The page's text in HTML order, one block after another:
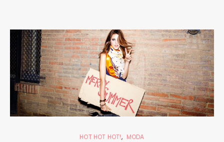
HOT HOT HOT! MODA